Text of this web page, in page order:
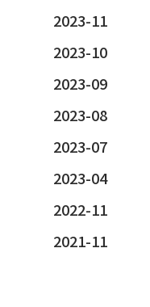
2023-11
2023-10
2023-09
2023-08
2023-07
2023-04
2022-11
2021-11